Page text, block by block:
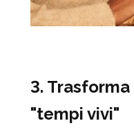
3.
"tempi vivi"